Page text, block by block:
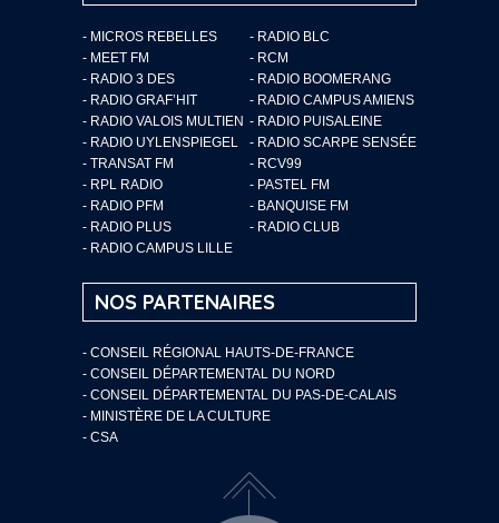
- MICROS REBELLES
- RADIO BLC
- MEET FM
- RCM
- RADIO 3 DES
- RADIO BOOMERANG
- RADIO GRAF’HIT
- RADIO CAMPUS AMIENS
- RADIO VALOIS MULTIEN - RADIO PUISALEINE
- RADIO UYLENSPIEGEL
- RADIO SCARPE SENSÉE
- TRANSAT FM
- RCV99
- RPL RADIO
- PASTEL FM
- RADIO PFM
- BANQUISE FM
- RADIO PLUS
- RADIO CLUB
- RADIO CAMPUS LILLE
NOS PARTENAIRES
- CONSEIL RÉGIONAL HAUTS-DE-FRANCE
- CONSEIL DÉPARTEMENTAL DU NORD
- CONSEIL DÉPARTEMENTAL DU PAS-DE-CALAIS
- MINISTÈRE DE LA CULTURE
- CSA